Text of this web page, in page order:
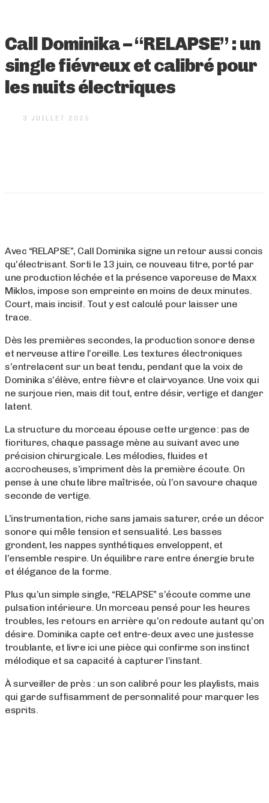
Call Dominika – “RELAPSE” : un
single fiévreux et calibré pour
les nuits électriques
3 JUILLET 2025
Avec “RELAPSE”, Call Dominika signe un retour aussi concis
qu’électrisant. Sorti le 13 juin, ce nouveau titre, porté par
une production léchée et la présence vaporeuse de Maxx
Miklos, impose son empreinte en moins de deux minutes.
Court, mais incisif. Tout y est calculé pour laisser une
trace.
Dès les premières secondes, la production sonore dense
et nerveuse attire l’oreille. Les textures électroniques
s’entrelacent sur un beat tendu, pendant que la voix de
Dominika s’élève, entre fièvre et clairvoyance. Une voix qui
ne surjoue rien, mais dit tout, entre désir, vertige et danger
latent.
La structure du morceau épouse cette urgence : pas de
fioritures, chaque passage mène au suivant avec une
précision chirurgicale. Les mélodies, fluides et
accrocheuses, s’impriment dès la première écoute. On
pense à une chute libre maîtrisée, où l’on savoure chaque
seconde de vertige.
L’instrumentation, riche sans jamais saturer, crée un décor
sonore qui mêle tension et sensualité. Les basses
grondent, les nappes synthétiques enveloppent, et
l’ensemble respire. Un équilibre rare entre énergie brute
et élégance de la forme.
Plus qu’un simple single, “RELAPSE” s’écoute comme une
pulsation intérieure. Un morceau pensé pour les heures
troubles, les retours en arrière qu’on redoute autant qu’on
désire. Dominika capte cet entre-deux avec une justesse
troublante, et livre ici une pièce qui confirme son instinct
mélodique et sa capacité à capturer l’instant.
À surveiller de près : un son calibré pour les playlists, mais
qui garde suffisamment de personnalité pour marquer les
esprits.